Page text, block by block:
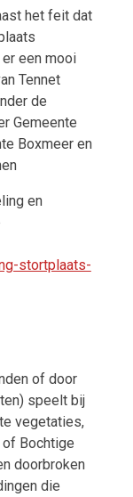
het feit dat
een mooi
Tennet
de
Gemeente
Boxmeer en
en
stortplaats-
of door
speelt bij
vegetaties,
Bochtige
doorbroken
die